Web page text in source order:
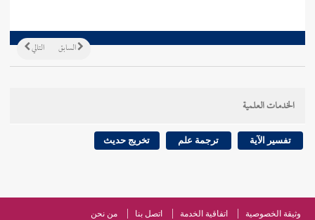
التالي السابق
الخدمات العلمية
تفسير الآية ترجمة علم تخريج حديث
وثيقة الخصوصية اتفاقية الخدمة اتصل بنا من نحن